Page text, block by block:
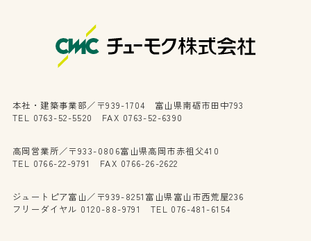
本社・建築事業部／〒939-1704 富山県南砺市田中793
TEL 0763-52-5520 FAX 0763-52-6390
高岡営業所／〒933-0806富山県高岡市赤祖父410
TEL 0766-22-9791 FAX 0766-26-2622
ジュートピア富山／〒939-8251富山県富山市西荒屋236
フリーダイヤル 0120-88-9791 TEL 076-481-6154